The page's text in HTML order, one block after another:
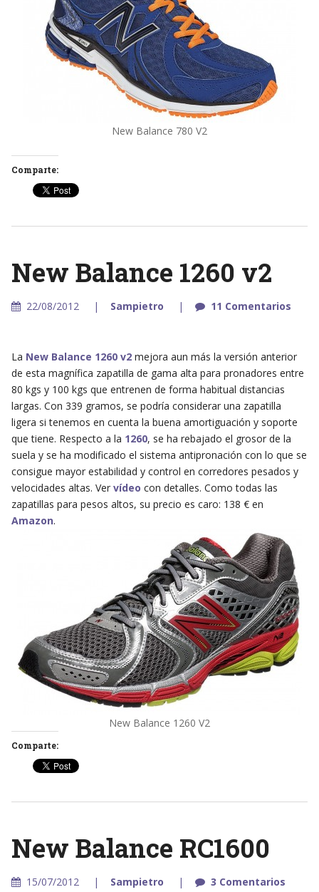
New Balance 780 V2
Comparte:
New Balance 1260 v2
22/08/2012 Sampietro 11 Comentarios
La New Balance 1260 v2mejora aun más la versión anterior
de esta magnífica zapatilla de gama alta para pronadores entre
80 kgs y 100 kgs que entrenen de forma habitual distancias
largas. Con 339 gramos, se podría considerar una zapatilla
ligera si tenemos en cuenta la buena amortiguación y soporte
que tiene. Respecto a la 1260, se ha rebajado el grosor de la
suela y se ha modificado el sistema antipronación con lo que se
consigue mayor estabilidad y control en corredores pesados y
velocidades altas. Ver vídeo con detalles. Como todas las
zapatillas para pesos altos, su precio es caro: 138 € en
Amazon.
New Balance 1260 V2
Comparte:
New Balance RC1600
15/07/2012 Sampietro 3 Comentarios